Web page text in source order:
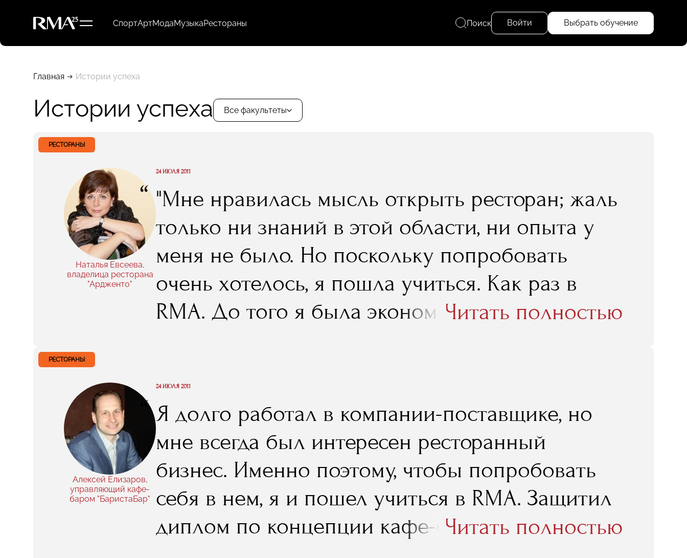
СпортАртМодаМузыкаРестораны Поиск Войти Выбрать обучение
Главная Истории успеха
Истории успеха Все факультеты
РЕСТОРАНЫ
Наталья Евсеева,
владелица ресторана
"Ардженто"
“
24 ИЮЛЯ 2011
"Мне нравилась мысль открыть ресторан; жаль
только ни знаний в этой области, ни опыта у
меня не было. Но поскольку попробовать
очень хотелось, я пошла учиться. Как раз в
RMA. До того я была экономистом по
конечно, в моей нынешней работе очень
помогает. А вот уже профильные знания, те,
без которых не обойтись именно ресторатору,
мне дала учеба в RMA".
Читать полностью
РЕСТОРАНЫ
Алексей Елизаров,
управляющий кафе-
баром "БаристаБар"
“
24 ИЮЛЯ 2011
Я долго работал в компании-поставщике, но
мне всегда был интересен ресторанный
бизнес. Именно поэтому, чтобы попробовать
себя в нем, я и пошел учиться в RMA. Защитил
диплом по концепции кафе-бара, а уже через
Читать полностью